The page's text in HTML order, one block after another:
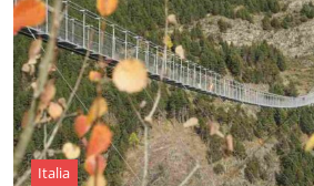
Italia